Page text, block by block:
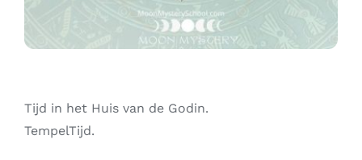
Tijd in het Huis van de Godin.
TempelTijd.